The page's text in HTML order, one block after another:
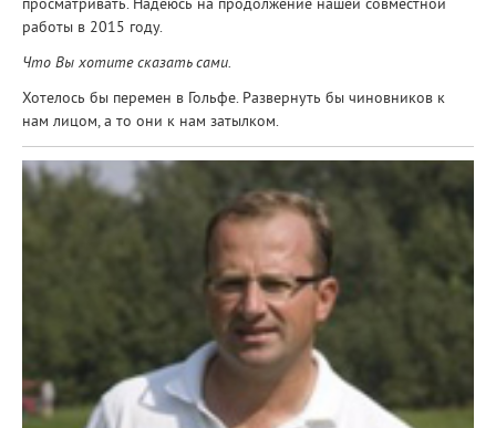
просматривать. Надеюсь на продолжение нашей совместной
работы в 2015 году.
Что Вы хотите сказать сами.
Хотелось бы перемен в Гольфе. Развернуть бы чиновников к
нам лицом, а то они к нам затылком.